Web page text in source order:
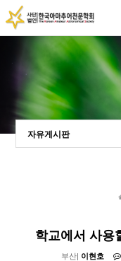
자유게시판
학교에서 사용
부산| 이현호